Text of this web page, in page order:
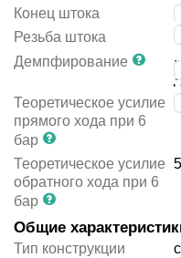
Конец штока
Резьба штока
Демпфирование
Теоретическое усилие
прямого хода при 6
бар
Теоретическое усилие
обратного хода при 6
бар
Общие
Тип конструкции